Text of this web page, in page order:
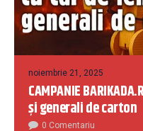
noiembrie 21, 2025
CAMPANIE
și generali de carton
0 Comentariu